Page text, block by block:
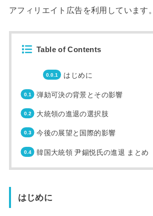
アフィリエイト広告を利用しています。
Table of Contents
はじめに
弾劾可決の背景とその影響
大統領の進退の選択肢
今後の展望と国際的影響
韓国大統領 尹錫悦氏の進退 まとめ
はじめに